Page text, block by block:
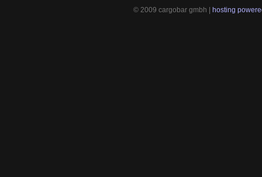
© 2009 cargobar gmbh | hosting